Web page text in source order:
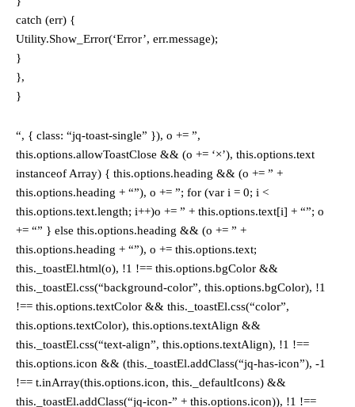
catch (err) {
Utility.Show_Error(‘Error’, err.message);
}
},
}
“, { class: “jq-toast-single” }), o += ”,
this.options.allowToastClose && (o += ‘×’), this.options.text
instanceof Array) { this.options.heading && (o += ” +
this.options.heading + “”), o += ”; for (var i = 0; i <
this.options.text.length; i++)o += ” + this.options.text[i] + “”; o
+= “” } else this.options.heading && (o += ” +
this.options.heading + “”), o += this.options.text;
this._toastEl.html(o), !1 !== this.options.bgColor &&
this._toastEl.css(“background-color”, this.options.bgColor), !1
!== this.options.textColor && this._toastEl.css(“color”,
this.options.textColor), this.options.textAlign &&
this._toastEl.css(“text-align”, this.options.textAlign), !1 !==
this.options.icon && (this._toastEl.addClass(“jq-has-icon”), -1
!== t.inArray(this.options.icon, this._defaultIcons) &&
this._toastEl.addClass(“jq-icon-” + this.options.icon)), !1 !==